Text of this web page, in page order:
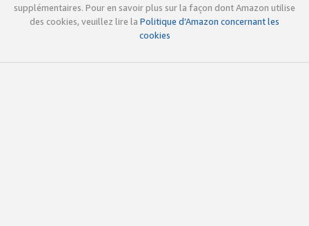
supplémentaires. Pour en savoir plus sur la façon dont Amazon utilise
des cookies, veuillez lire la Politique d’Amazon concernant les
cookies